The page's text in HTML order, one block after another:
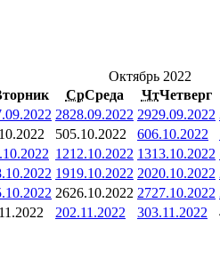
Октябрь 2022
СрСреда ЧтЧетверг
2828.09.2022 2929.09.2022
505.10.2022 606.10.2022
1212.10.2022 1313.10.2022
1919.10.2022 2020.10.2022
2626.10.2022 2727.10.2022
202.11.2022 303.11.2022